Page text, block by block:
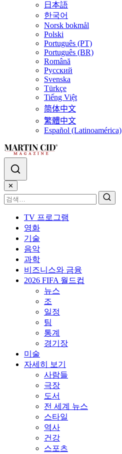
日本語
한국어
Norsk bokmål
Polski
Português (PT)
Português (BR)
Română
Русский
Svenska
Türkçe
Tiếng Việt
简体中文
繁體中文
Español (Latinoamérica)
✕
TV 프로그램
영화
기술
음악
과학
비즈니스와 금융
2026 FIFA 월드컵
뉴스
조
일정
팀
통계
경기장
미술
자세히 보기
사람들
극장
도서
전 세계 뉴스
스타일
역사
건강
스포츠